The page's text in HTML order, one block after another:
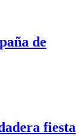
de
fiesta